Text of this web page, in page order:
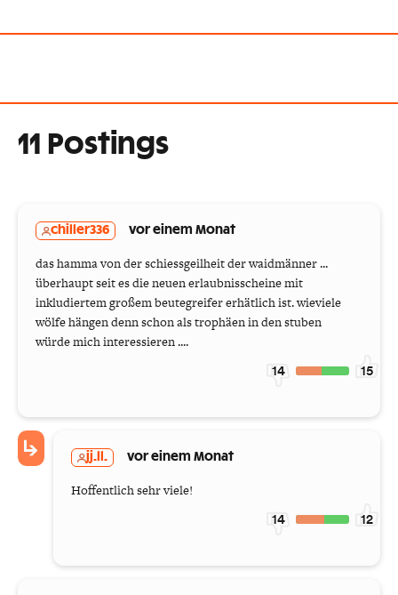
11 Postings
chiller336 vor einem Monat
das hamma von der schiessgeilheit der waidmänner ...
überhaupt seit es die neuen erlaubnisscheine mit
inkludiertem großem beutegreifer erhätlich ist. wieviele
wölfe hängen denn schon als trophäen in den stuben
würde mich interessieren ....
14 15
jj.ll. vor einem Monat
Hoffentlich sehr viele!
14 12